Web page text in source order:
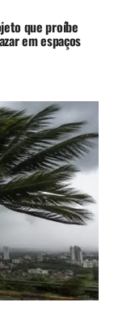
que proíbe
em espaços